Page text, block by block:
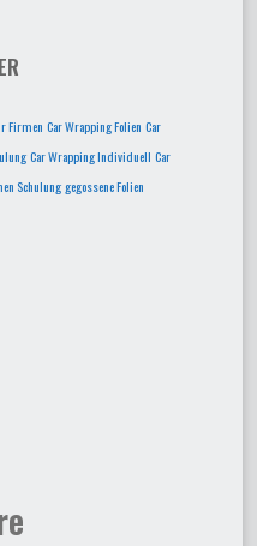
Firmen Car Wrapping Folien Car
Car Wrapping Individuell Car
Schulung gegossene Folien